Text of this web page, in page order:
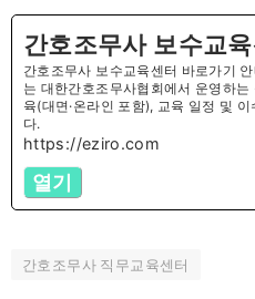
간호조무사 보수교
간호조무사 보수교육센터 바로가기
는 대한간호조무사협회에서 운영하는
육(대면·온라인 포함), 교육 일정 및
다.
https://eziro.com
열기
간호조무사 직무교육센터